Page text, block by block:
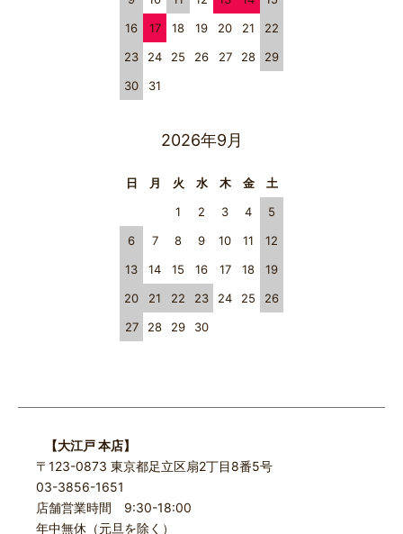
16
17 18 19 20 21
22
23
24 25 26 27 28
29
30
31
2026年9月
日 月 火 水 木 金
土
1
2 3 4
5
6
7 8 9 10 11
12
13
14 15 16 17 18
19
20
21 22 23 24 25
26
27
28 29 30
【大江戸 本店】
〒123-0873 東京都足立区扇2丁目8番5号
03-3856-1651
店舗営業時間 9:30-18:00
年中無休（元旦を除く）